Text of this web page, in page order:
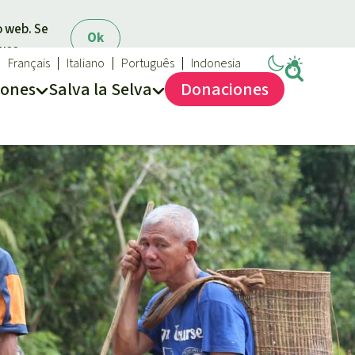
Ok
Se
Salva la Selva
Salva la Selva
Acerca de Salva la Selva
40 años Salva la Selva
En los Medios
FAQ
Transparencia
Contacto
Français Italiano Português Indonesia
Donaciones
Combatir y prevenir los